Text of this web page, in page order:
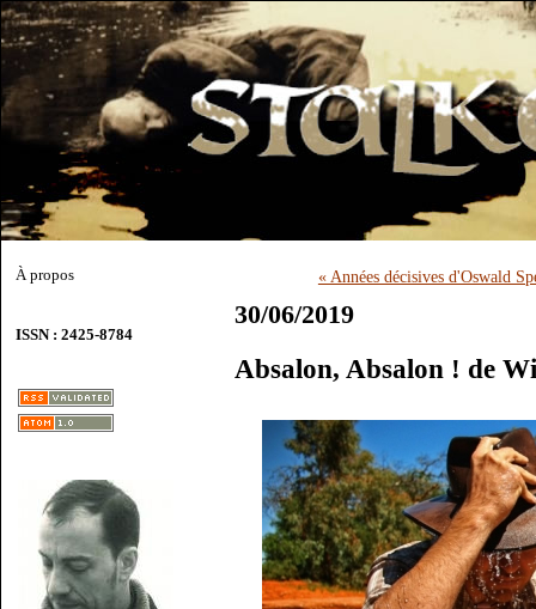
À propos
ISSN : 2425-8784
« Années décisives d'Oswald
30/06/2019
Absalon, Absalon ! de